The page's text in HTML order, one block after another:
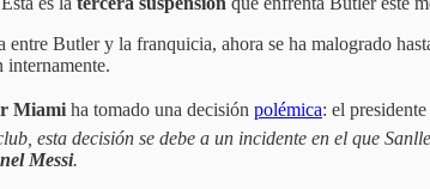
Butler y la franquicia, ahora se ha malogrado
internamente.
Miami ha tomado una decisión polémica: el
esta decisión se debe a un incidente en el que
Messi.